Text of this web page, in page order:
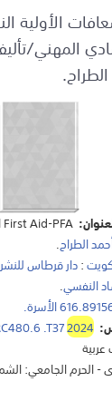
الأولية
المهني/
Aid-PFA.
الطراح.
:دار قرطاس للنشر
النفسي.
الأسرة.
.T372024
- الحرم الجامعي: